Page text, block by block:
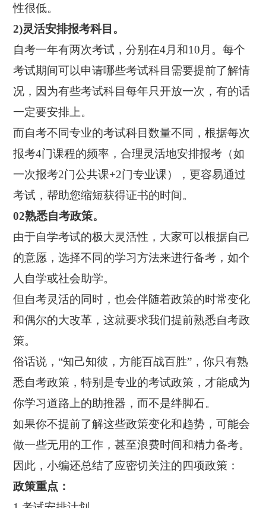
性很低。
2)灵活安排报考科目。
自考一年有两次考试，分别在4月和10月。每个
考试期间可以申请哪些考试科目需要提前了解情
况，因为有些考试科目每年只开放一次，有的话
一定要安排上。
而自考不同专业的考试科目数量不同，根据每次
报考4门课程的频率，合理灵活地安排报考（如
一次报考2门公共课+2门专业课），更容易通过
考试，帮助您缩短获得证书的时间。
02熟悉自考政策。
由于自学考试的极大灵活性，大家可以根据自己
的意愿，选择不同的学习方法来进行备考，如个
人自学或社会助学。
但自考灵活的同时，也会伴随着政策的时常变化
和偶尔的大改革，这就要求我们提前熟悉自考政
策。
俗话说，“知己知彼，方能百战百胜”，你只有熟
悉自考政策，特别是专业的考试政策，才能成为
你学习道路上的助推器，而不是绊脚石。
如果你不提前了解这些政策变化和趋势，可能会
做一些无用的工作，甚至浪费时间和精力备考。
因此，小编还总结了应密切关注的四项政策：
政策重点：